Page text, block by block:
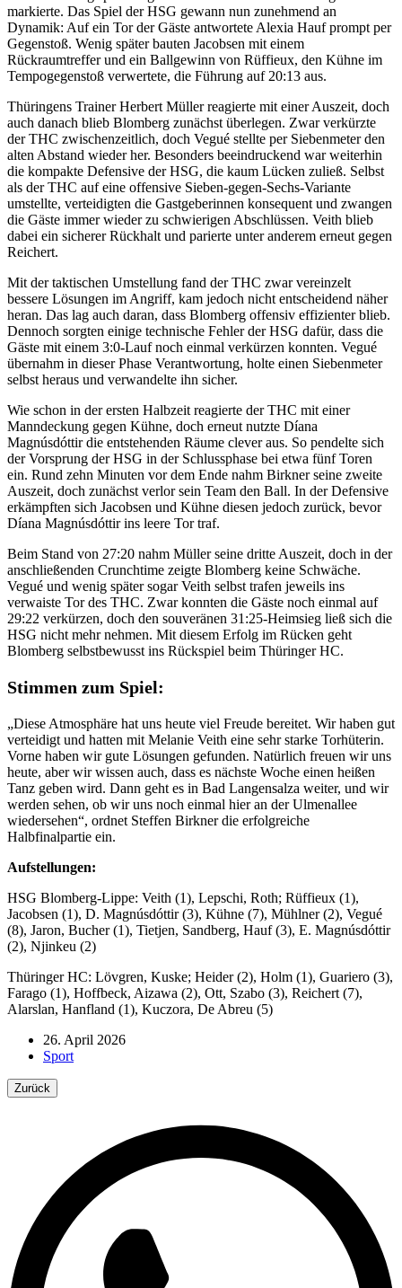
markierte. Das Spiel der HSG gewann nun zunehmend an
Dynamik: Auf ein Tor der Gäste antwortete Alexia Hauf prompt per
Gegenstoß. Wenig später bauten Jacobsen mit einem
Rückraumtreffer und ein Ballgewinn von Rüffieux, den Kühne im
Tempogegenstoß verwertete, die Führung auf 20:13 aus.
Thüringens Trainer Herbert Müller reagierte mit einer Auszeit, doch
auch danach blieb Blomberg zunächst überlegen. Zwar verkürzte
der THC zwischenzeitlich, doch Vegué stellte per Siebenmeter den
alten Abstand wieder her. Besonders beeindruckend war weiterhin
die kompakte Defensive der HSG, die kaum Lücken zuließ. Selbst
als der THC auf eine offensive Sieben-gegen-Sechs-Variante
umstellte, verteidigten die Gastgeberinnen konsequent und zwangen
die Gäste immer wieder zu schwierigen Abschlüssen. Veith blieb
dabei ein sicherer Rückhalt und parierte unter anderem erneut gegen
Reichert.
Mit der taktischen Umstellung fand der THC zwar vereinzelt
bessere Lösungen im Angriff, kam jedoch nicht entscheidend näher
heran. Das lag auch daran, dass Blomberg offensiv effizienter blieb.
Dennoch sorgten einige technische Fehler der HSG dafür, dass die
Gäste mit einem 3:0-Lauf noch einmal verkürzen konnten. Vegué
übernahm in dieser Phase Verantwortung, holte einen Siebenmeter
selbst heraus und verwandelte ihn sicher.
Wie schon in der ersten Halbzeit reagierte der THC mit einer
Manndeckung gegen Kühne, doch erneut nutzte Díana
Magnúsdóttir die entstehenden Räume clever aus. So pendelte sich
der Vorsprung der HSG in der Schlussphase bei etwa fünf Toren
ein. Rund zehn Minuten vor dem Ende nahm Birkner seine zweite
Auszeit, doch zunächst verlor sein Team den Ball. In der Defensive
erkämpften sich Jacobsen und Kühne diesen jedoch zurück, bevor
Díana Magnúsdóttir ins leere Tor traf.
Beim Stand von 27:20 nahm Müller seine dritte Auszeit, doch in der
anschließenden Crunchtime zeigte Blomberg keine Schwäche.
Vegué und wenig später sogar Veith selbst trafen jeweils ins
verwaiste Tor des THC. Zwar konnten die Gäste noch einmal auf
29:22 verkürzen, doch den souveränen 31:25-Heimsieg ließ sich die
HSG nicht mehr nehmen. Mit diesem Erfolg im Rücken geht
Blomberg selbstbewusst ins Rückspiel beim Thüringer HC.
Stimmen zum Spiel:
„Diese Atmosphäre hat uns heute viel Freude bereitet. Wir haben gut
verteidigt und hatten mit Melanie Veith eine sehr starke Torhüterin.
Vorne haben wir gute Lösungen gefunden. Natürlich freuen wir uns
heute, aber wir wissen auch, dass es nächste Woche einen heißen
Tanz geben wird. Dann geht es in Bad Langensalza weiter, und wir
werden sehen, ob wir uns noch einmal hier an der Ulmenallee
wiedersehen“, ordnet Steffen Birkner die erfolgreiche
Halbfinalpartie ein.
Aufstellungen:
HSG Blomberg-Lippe: Veith (1), Lepschi, Roth; Rüffieux (1),
Jacobsen (1), D. Magnúsdóttir (3), Kühne (7), Mühlner (2), Vegué
(8), Jaron, Bucher (1), Tietjen, Sandberg, Hauf (3), E. Magnúsdóttir
(2), Njinkeu (2)
Thüringer HC: Lövgren, Kuske; Heider (2), Holm (1), Guariero (3),
Farago (1), Hoffbeck, Aizawa (2), Ott, Szabo (3), Reichert (7),
Alarslan, Hanfland (1), Kuczora, De Abreu (5)
26. April 2026
Sport